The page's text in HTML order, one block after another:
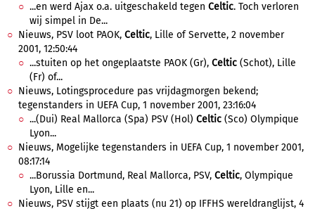
...en werd Ajax o.a. uitgeschakeld tegen Celtic. Toch verloren
wij simpel in De...
Nieuws, PSV loot PAOK, Celtic, Lille of Servette, 2 november
2001, 12:50:44
...stuiten op het ongeplaatste PAOK (Gr), Celtic (Schot), Lille
(Fr) of...
Nieuws, Lotingsprocedure pas vrijdagmorgen bekend;
tegenstanders in UEFA Cup, 1 november 2001, 23:16:04
...(Dui) Real Mallorca (Spa) PSV (Hol) Celtic (Sco) Olympique
Lyon...
Nieuws, Mogelijke tegenstanders in UEFA Cup, 1 november 2001,
08:17:14
...Borussia Dortmund, Real Mallorca, PSV, Celtic, Olympique
Lyon, Lille en...
Nieuws, PSV stijgt een plaats (nu 21) op IFFHS wereldranglijst, 4